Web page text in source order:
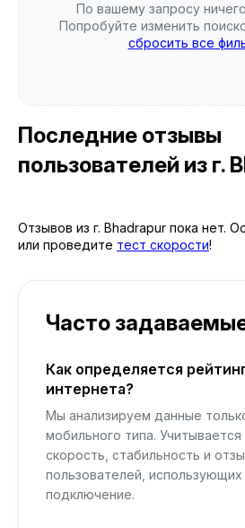
По вашему запросу
Попробуйте изменить
сбросить все
Последние отзывы
пользователей из г.
Отзывов из г. Bhadrapur пока нет.
или проведите тест скорости!
Часто
Как определяется
интернета?
Мы анализируем данные
мобильного типа.
скорость, стабильность и
пользователей,
подключение.